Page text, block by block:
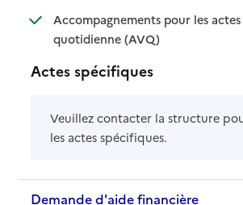
Accompagnements pour les
quotidienne (AVQ): disponible
: non disponible
Actes spécifiques
Veuillez contacter la structure
les actes spécifiques.
Demande d'aide financière